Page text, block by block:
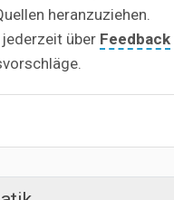
heranzuziehen.
über Feedback